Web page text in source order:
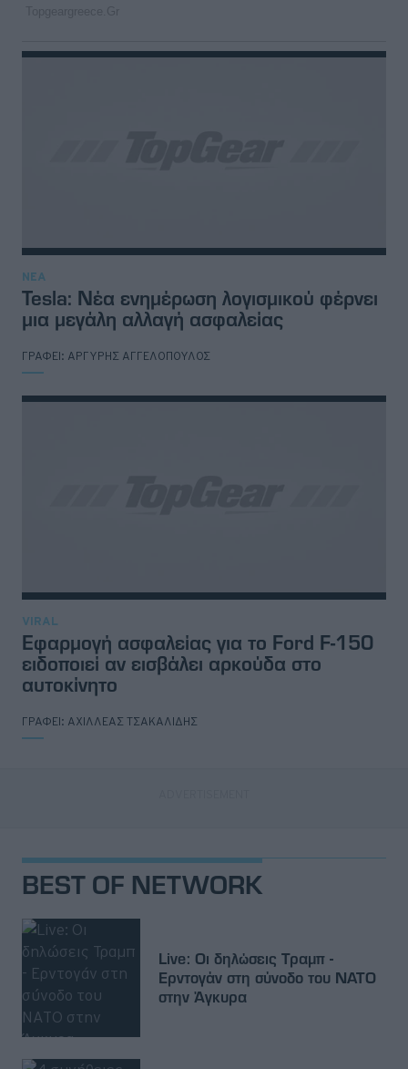
ΝΕΑ
Tesla: Νέα ενημέρωση λογισμικού φέρνει
μια μεγάλη αλλαγή ασφαλείας
ΓΡΑΦΕΙ: ΑΡΓΥΡΗΣ ΑΓΓΕΛΟΠΟΥΛΟΣ
VIRAL
Εφαρμογή ασφαλείας για το Ford F-150
ειδοποιεί αν εισβάλει αρκούδα στο
αυτοκίνητο
ΓΡΑΦΕΙ: ΑΧΙΛΛΕΑΣ ΤΣΑΚΑΛΙΔΗΣ
BEST OF NETWORK
Live: Οι δηλώσεις Τραμπ -
Ερντογάν στη σύνοδο του ΝΑΤΟ
στην Άγκυρα